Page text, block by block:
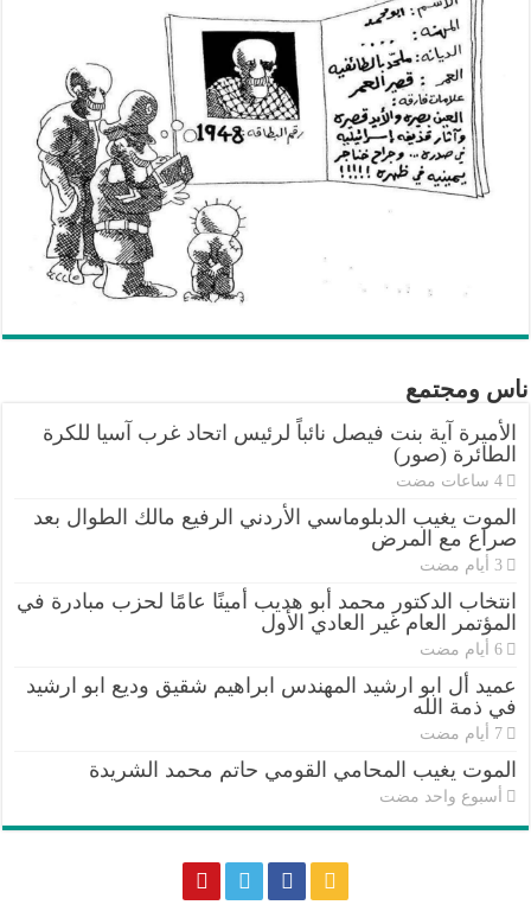
ناس ومجتمع
الأميرة آية بنت فيصل نائباً لرئيس اتحاد غرب آسيا للكرة
الطائرة (صور)
الموت يغيب الدبلوماسي الأردني الرفيع مالك الطوال بعد
صراع مع المرض
انتخاب الدكتور محمد أبو هديب أمينًا عامًا لحزب مبادرة في
المؤتمر العام غير العادي الأول
عميد أل ابو ارشيد المهندس ابراهيم شقيق وديع ابو ارشيد
في ذمة الله
الموت يغيب المحامي القومي حاتم محمد الشريدة
‏أسبوع واحد مضت